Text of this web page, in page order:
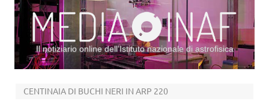
Il notiziario online dell’Istituto nazionale di astrofisica
CENTINAIA DI BUCHI NERI IN ARP 220